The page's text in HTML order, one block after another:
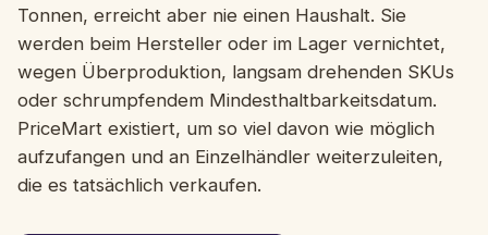
Tonnen, erreicht aber nie einen Haushalt. Sie
werden beim Hersteller oder im Lager vernichtet,
wegen Überproduktion, langsam drehenden SKUs
oder schrumpfendem Mindesthaltbarkeitsdatum.
PriceMart existiert, um so viel davon wie möglich
aufzufangen und an Einzelhändler weiterzuleiten,
die es tatsächlich verkaufen.